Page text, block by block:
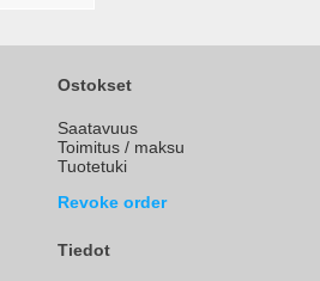
Ostokset
Saatavuus
Toimitus / maksu
Tuotetuki
Revoke order
Tiedot